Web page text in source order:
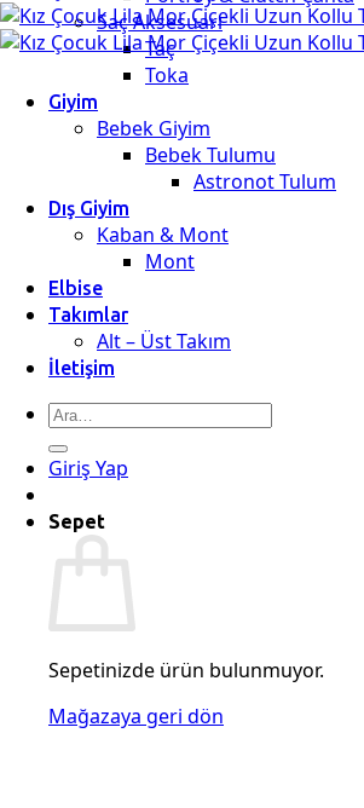
Saç Aksesuarı
Taç
Toka
Giyim
Bebek Giyim
Bebek Tulumu
Astronot Tulum
Dış Giyim
Kaban & Mont
Mont
Elbise
Takımlar
Alt – Üst Takım
İletişim
Ara:
Giriş Yap
Sepet
Sepetinizde ürün bulunmuyor.
Mağazaya geri dön